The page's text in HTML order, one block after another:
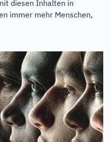
diesen Inhalten in
immer mehr Menschen,